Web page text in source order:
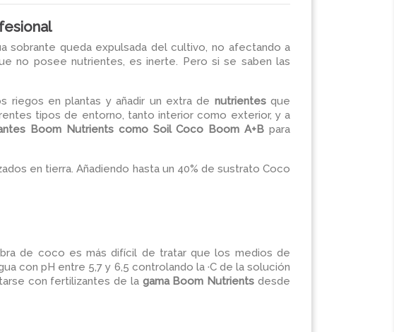
sobrante queda expulsada del cultivo, no afectando a
no posee nutrientes, es inerte. Pero si se saben las
riegos en plantas y añadir un extra de nutrientesque
tipos de entorno, tanto interior como exterior, y a
Boom Nutrients como Soil Coco Boom A+B para
en tierra. Añadiendo hasta un 40% de sustrato Coco
de coco es más difícil de tratar que los medios de
con pH entre 5,7 y 6,5 controlando la ·C de la solución
con fertilizantes de la gama Boom Nutrients desde